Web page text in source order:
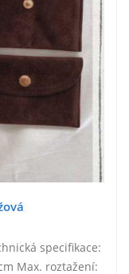
specifikace:
Max. roztažení: